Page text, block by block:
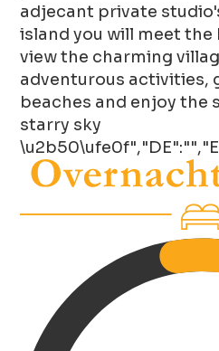
adjecant private
island you will meet
view the charming
adventurous activities,
beaches and enjoy the
starry sky